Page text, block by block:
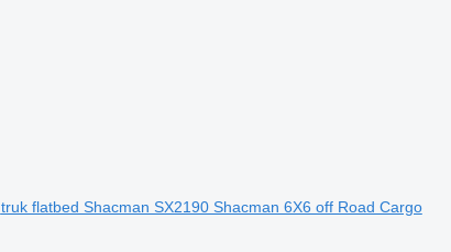
truk flatbed Shacman SX2190 Shacman 6X6 off Road Cargo